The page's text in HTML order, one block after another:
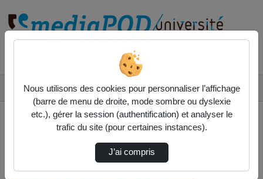
Comprendre le contexte et les enjeux de l'of…
Nous utilisons des cookies pour personnaliser l’affichage
(barre de menu de droite, mode sombre ou dyslexie
etc.), gérer la session (authentification) et analyser le
trafic du site (pour certaines instances).
J’ai compris